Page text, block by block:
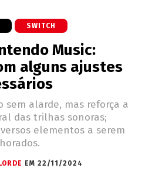
SWITCH
Music:
alguns ajustes
sem alarde, mas reforça a
das trilhas sonoras;
elementos a serem
EM 22/11/2024